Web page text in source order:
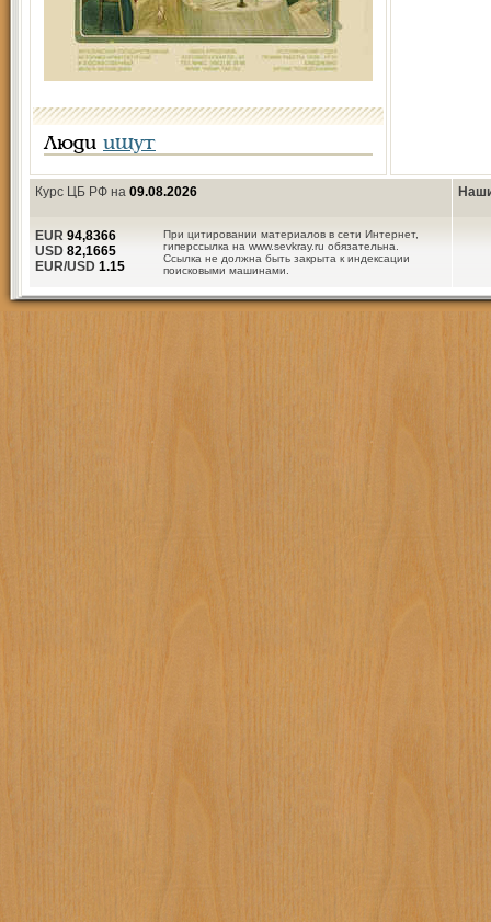
Люди ищут
Курс ЦБ РФ на 09.08.2026
При цитировании материалов в сети Интернет,
гиперссылка на www.sevkray.ru обязательна.
Ссылка не должна быть закрыта к индексации
поисковыми машинами.
EUR 94,8366
USD 82,1665
EUR/USD 1.15